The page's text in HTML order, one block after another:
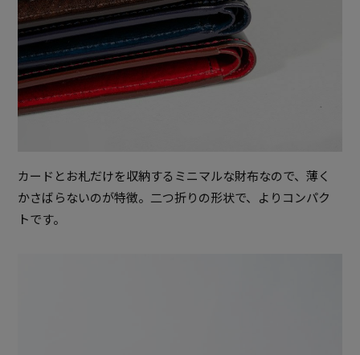
カードとお札だけを収納するミニマルな財布なので、薄く
かさばらないのが特徴。二つ折りの形状で、よりコンパク
トです。